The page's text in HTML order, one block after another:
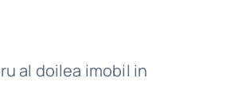
al doilea imobil in